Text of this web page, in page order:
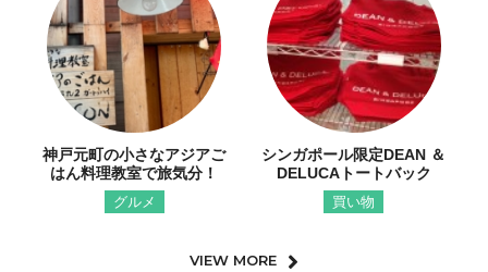
神戸元町の小さなアジアご
はん料理教室で旅気分！
グルメ
シンガポール限定DEAN ＆
DELUCAトートバック
買い物
VIEW MORE